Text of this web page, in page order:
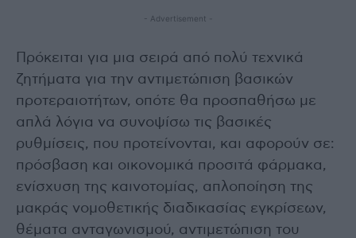
- Advertisement -
Πρόκειται για μια σειρά από πολύ τεχνικά
ζητήματα για την αντιμετώπιση βασικών
προτεραιοτήτων, οπότε θα προσπαθήσω με
απλά λόγια να συνοψίσω τις βασικές
ρυθμίσεις, που προτείνονται, και αφορούν σε:
πρόσβαση και οικονομικά προσιτά φάρμακα,
ενίσχυση της καινοτομίας, απλοποίηση της
μακράς νομοθετικής διαδικασίας εγκρίσεων,
θέματα ανταγωνισμού, αντιμετώπιση του